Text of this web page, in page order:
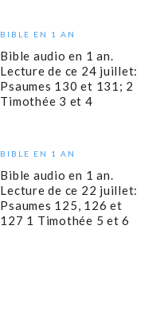
BIBLE EN 1 AN
Bible audio en 1 an.
Lecture de ce 24 juillet:
Psaumes 130 et 131; 2
Timothée 3 et 4
BIBLE EN 1 AN
Bible audio en 1 an.
Lecture de ce 22 juillet:
Psaumes 125, 126 et
127 1 Timothée 5 et 6